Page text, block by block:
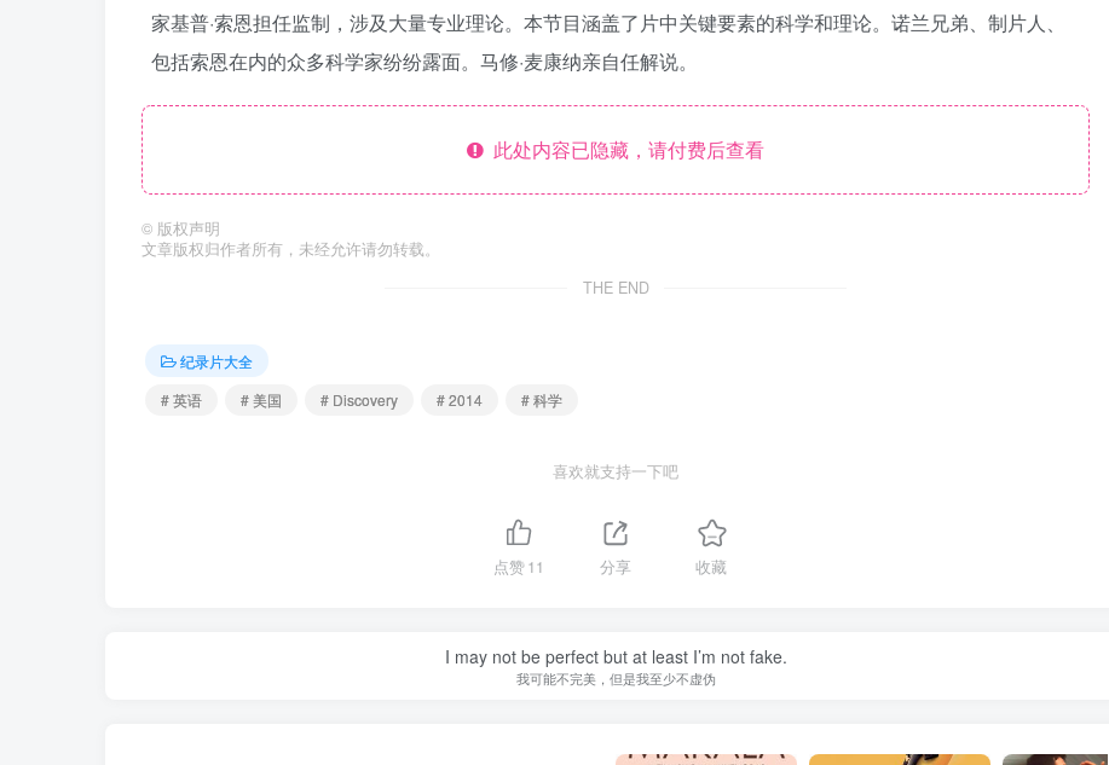
家基普·索恩担任监制，涉及大量专业理论。本节目涵盖了片中关键要素的科学和理论。诺兰兄弟、制片人、
包括索恩在内的众多科学家纷纷露面。马修·麦康纳亲自任解说。
此处内容已隐藏，请付费后查看
© 版权声明
文章版权归作者所有，未经允许请勿转载。
THE END
纪录片大全
# 英语
# 美国 # Discovery # 2014 # 科学
喜欢就支持一下吧
点赞11 分享 收藏
I may not be perfect but at least I’m not fake.
我可能不完美，但是我至少不虚伪